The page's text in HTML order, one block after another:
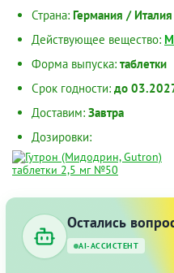
Страна: Германия / Италия
Действующее вещество:
Форма выпуска: таблетки
Срок годности: до
Доставим: Завтра
Дозировки:
Остались
AI-АССИСТЕНТ